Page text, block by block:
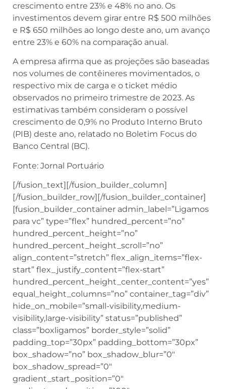
crescimento entre 23% e 48% no ano. Os
investimentos devem girar entre R$ 500 milhões
e R$ 650 milhões ao longo deste ano, um avanço
entre 23% e 60% na comparação anual.
A empresa afirma que as projeções são baseadas
nos volumes de contêineres movimentados, o
respectivo mix de carga e o ticket médio
observados no primeiro trimestre de 2023. As
estimativas também consideram o possível
crescimento de 0,9% no Produto Interno Bruto
(PIB) deste ano, relatado no Boletim Focus do
Banco Central (BC).
Fonte: Jornal Portuário
[/fusion_text][/fusion_builder_column]
[/fusion_builder_row][/fusion_builder_container]
[fusion_builder_container admin_label=”Ligamos
para vc” type=”flex” hundred_percent=”no”
hundred_percent_height=”no”
hundred_percent_height_scroll=”no”
align_content=”stretch” flex_align_items=”flex-
start” flex_justify_content=”flex-start”
hundred_percent_height_center_content=”yes”
equal_height_columns=”no” container_tag=”div”
hide_on_mobile=”small-visibility,medium-
visibility,large-visibility” status=”published”
class=”boxligamos” border_style=”solid”
padding_top=”30px” padding_bottom=”30px”
box_shadow=”no” box_shadow_blur=”0″
box_shadow_spread=”0″
gradient_start_position=”0″